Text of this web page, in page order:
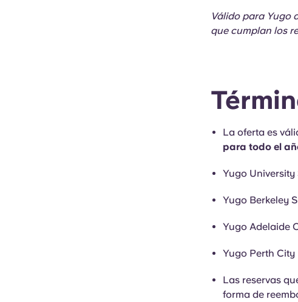
la ambición y momentos inolvidables para los
Válido para Yugo
que cumplan los
La oferta es
para todo el
Yugo University
Yugo Berkeley
Yugo Adelaide
Yugo Perth City
Las reservas
forma de